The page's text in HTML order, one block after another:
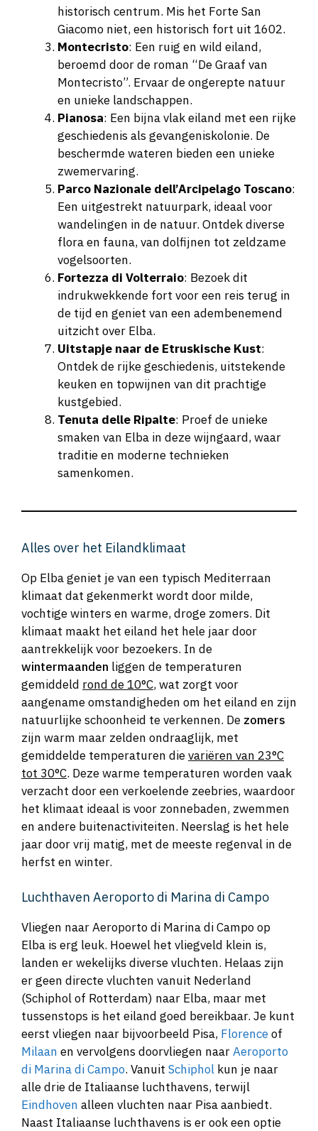
historisch centrum. Mis het Forte San
Giacomo niet, een historisch fort uit 1602.
Montecristo: Een ruig en wild eiland,
beroemd door de roman “De Graaf van
Montecristo”. Ervaar de ongerepte natuur
en unieke landschappen.
Pianosa: Een bijna vlak eiland met een rijke
geschiedenis als gevangeniskolonie. De
beschermde wateren bieden een unieke
zwemervaring.
Parco Nazionale dell’Arcipelago Toscano:
Een uitgestrekt natuurpark, ideaal voor
wandelingen in de natuur. Ontdek diverse
flora en fauna, van dolfijnen tot zeldzame
vogelsoorten.
Fortezza di Volterraio: Bezoek dit
indrukwekkende fort voor een reis terug in
de tijd en geniet van een adembenemend
uitzicht over Elba.
Uitstapje naar de Etruskische Kust:
Ontdek de rijke geschiedenis, uitstekende
keuken en topwijnen van dit prachtige
kustgebied.
Tenuta delle Ripalte: Proef de unieke
smaken van Elba in deze wijngaard, waar
traditie en moderne technieken
samenkomen.
Alles over het Eilandklimaat
Op Elba geniet je van een typisch Mediterraan
klimaat dat gekenmerkt wordt door milde,
vochtige winters en warme, droge zomers. Dit
klimaat maakt het eiland het hele jaar door
aantrekkelijk voor bezoekers. In de
wintermaanden liggen de temperaturen
gemiddeld rond de 10°C, wat zorgt voor
aangename omstandigheden om het eiland en zijn
natuurlijke schoonheid te verkennen. De zomers
zijn warm maar zelden ondraaglijk, met
gemiddelde temperaturen dievariëren van 23°C
tot 30°C. Deze warme temperaturen worden vaak
verzacht door een verkoelende zeebries, waardoor
het klimaat ideaal is voor zonnebaden, zwemmen
en andere buitenactiviteiten. Neerslag is het hele
jaar door vrij matig, met de meeste regenval in de
herfst en winter.
Luchthaven Aeroporto di Marina di Campo
Vliegen naar Aeroporto di Marina di Campo op
Elba is erg leuk. Hoewel het vliegveld klein is,
landen er wekelijks diverse vluchten. Helaas zijn
er geen directe vluchten vanuit Nederland
(Schiphol of Rotterdam) naar Elba, maar met
tussenstops is het eiland goed bereikbaar. Je kunt
eerst vliegen naar bijvoorbeeld Pisa, Florenceof
Milaan en vervolgens doorvliegen naarAeroporto
di Marina di Campo. Vanuit Schiphol kun je naar
alle drie de Italiaanse luchthavens, terwijl
Eindhoven alleen vluchten naar Pisa aanbiedt.
Naast Italiaanse luchthavens is er ook een optie